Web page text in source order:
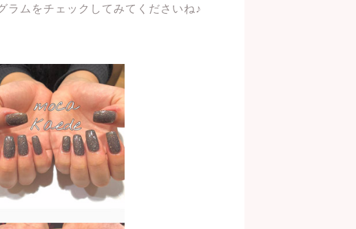
ラムをチェックしてみてくださいね♪